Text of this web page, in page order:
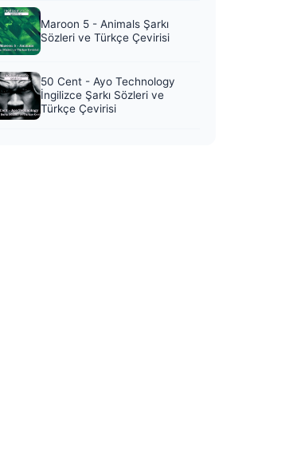
Maroon 5 - Animals Şarkı
Sözleri ve Türkçe Çevirisi
50 Cent - Ayo Technology
İngilizce Şarkı Sözleri ve
Türkçe Çevirisi